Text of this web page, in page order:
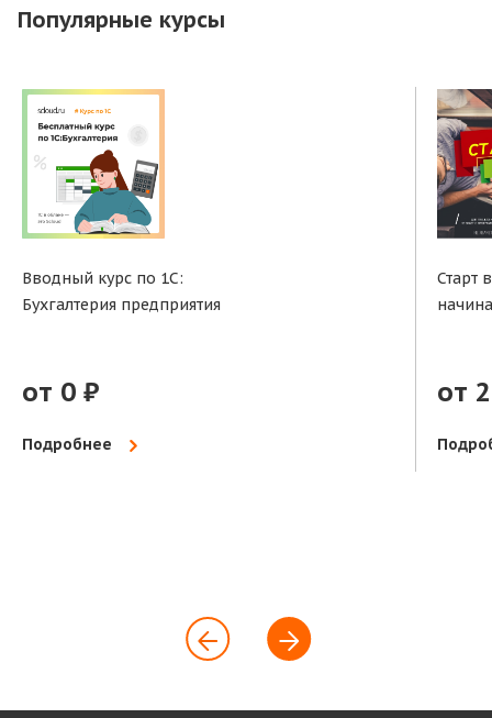
Популярные курсы
Вводный курс по 1С:
Бухгалтерия предприятия
от 0 ₽
Подробнее
Старт
от